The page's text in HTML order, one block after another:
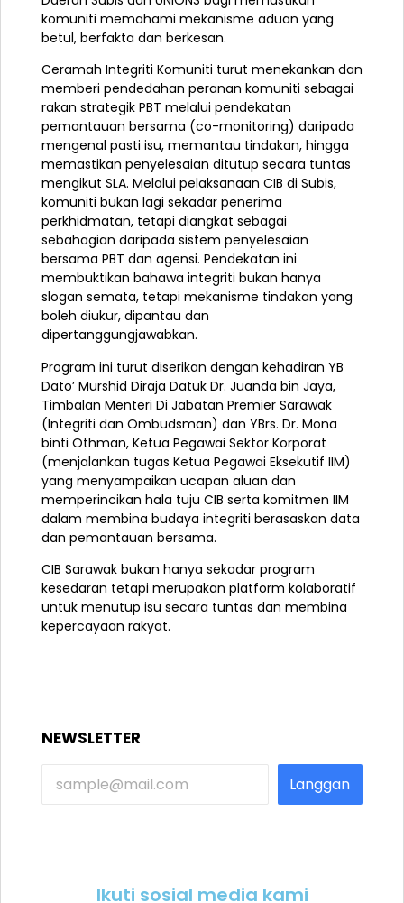
komuniti memahami mekanisme aduan yang
betul, berfakta dan berkesan.
Ceramah Integriti Komuniti turut menekankan dan
memberi pendedahan peranan komuniti sebagai
rakan strategik PBT melalui pendekatan
pemantauan bersama (co-monitoring) daripada
mengenal pasti isu, memantau tindakan, hingga
memastikan penyelesaian ditutup secara tuntas
mengikut SLA. Melalui pelaksanaan CIB di Subis,
komuniti bukan lagi sekadar penerima
perkhidmatan, tetapi diangkat sebagai
sebahagian daripada sistem penyelesaian
bersama PBT dan agensi. Pendekatan ini
membuktikan bahawa integriti bukan hanya
slogan semata, tetapi mekanisme tindakan yang
boleh diukur, dipantau dan
dipertanggungjawabkan.
Program ini turut diserikan dengan kehadiran YB
Dato’ Murshid Diraja Datuk Dr. Juanda bin Jaya,
Timbalan Menteri Di Jabatan Premier Sarawak
(Integriti dan Ombudsman) dan YBrs. Dr. Mona
binti Othman, Ketua Pegawai Sektor Korporat
(menjalankan tugas Ketua Pegawai Eksekutif IIM)
yang menyampaikan ucapan aluan dan
memperincikan hala tuju CIB serta komitmen IIM
dalam membina budaya integriti berasaskan data
dan pemantauan bersama.
CIB Sarawak bukan hanya sekadar program
kesedaran tetapi merupakan platform kolaboratif
untuk menutup isu secara tuntas dan membina
kepercayaan rakyat.
NEWSLETTER
Langgan
Ikuti sosial media kami